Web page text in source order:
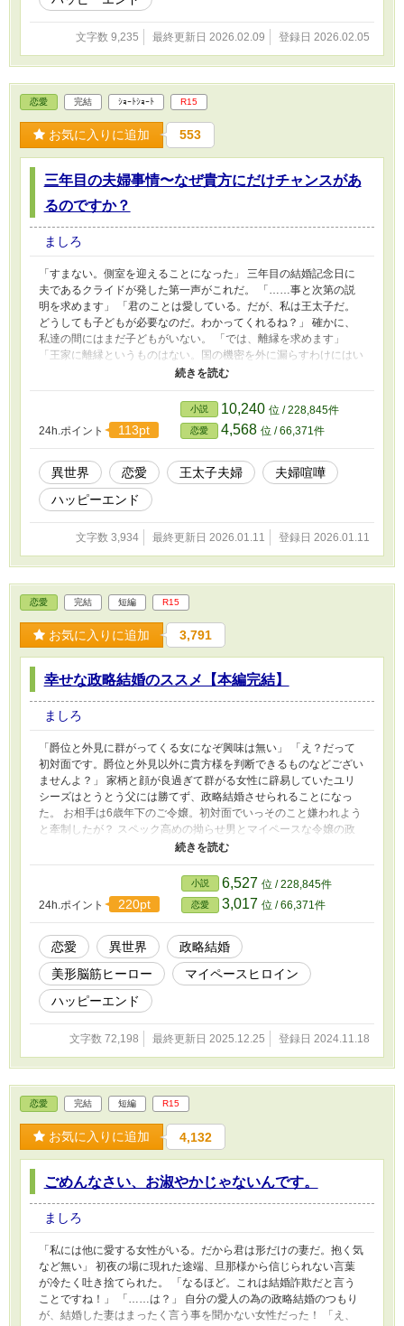
文字数 9,235 最終更新日 2026.02.09 登録日 2026.02.05
恋愛 完結 ｼｮｰﾄｼｮｰﾄ R15
お気に入りに追加 553
三年目の夫婦事情〜なぜ貴方にだけチャンスがあ
るのですか？
ましろ
「すまない。側室を迎えることになった」 三年目の結婚記念日に
夫であるクライドが発した第一声がこれだ。 「……事と次第の説
明を求めます」 「君のことは愛している。だが、私は王太子だ。
どうしても子どもが必要なのだ。わかってくれるね？」 確かに、
私達の間にはまだ子どもがいない。 「では、離縁を求めます」
「王家に離縁というものはない。国の機密を外に漏らすわけにはい
かないからだ。どうしてもと言うなら、病気療養を理由とした蟄
わ」 「すまない」 「ええ、済まないわね。済ますはずがないでし
ょう？」 「だが、致し方ないのだ」 ちっ！ こいつ、悲劇のヒロ
イン……ではなく、ヒーロー……とは言いたくないな。 とりあえ
ず悲劇に酔っているわね？ で？ なんで私が石女設定なの？ あ
なたが種無しの可能性だってあるのに！ 三年間子宝に恵まれなか
った王太子夫妻の夫婦喧嘩とその後。
24h.ポイント 113pt
小説 10,240 位 / 228,845件
恋愛 4,568 位 / 66,371件
異世界 恋愛 王太子夫婦
夫婦喧嘩
ハッピーエンド
文字数 3,934 最終更新日 2026.01.11 登録日 2026.01.11
恋愛 完結 短編 R15
お気に入りに追加 3,791
幸せな政略結婚のススメ【本編完結】
ましろ
「爵位と外見に群がってくる女になぞ興味は無い」 「え？だって
初対面です。爵位と外見以外に貴方様を判断できるものなどござい
ませんよ？」 家柄と顔が良過ぎて群がる女性に辟易していたユリ
シーズはとうとう父には勝てず、政略結婚させられることになっ
た。 お相手は6歳年下のご令嬢。初対面でいっそのこと嫌われよう
と牽制したが？ スペック高めの拗らせ男とマイペースな令嬢の政
略結婚までの道程はいかに？ ✻基本ゆるふわ設定です。 気を付け
ていますが、誤字脱字などがある為、あとからこっそり修正するこ
とがあります。 ・11/21ヒーローのタグを変更しました。
24h.ポイント 220pt
小説 6,527 位 / 228,845件
恋愛 3,017 位 / 66,371件
恋愛 異世界
政略結婚
美形脳筋ヒーロー
マイペースヒロイン
ハッピーエンド
文字数 72,198 最終更新日 2025.12.25 登録日 2024.11.18
恋愛 完結 短編 R15
お気に入りに追加 4,132
ごめんなさい、お淑やかじゃないんです。
ましろ
「私には他に愛する女性がいる。だから君は形だけの妻だ。抱く気
など無い」 初夜の場に現れた途端、旦那様から信じられない言葉
が冷たく吐き捨てられた。 「なるほど。これは結婚詐欺だと言う
ことですね！」 「……は？」 自分の愛人の為の政略結婚のつもり
が、結婚した妻はまったく言う事を聞かない女性だった！ 「え、